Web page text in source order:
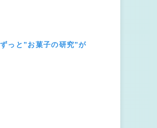
っと”お菓子の研究”が